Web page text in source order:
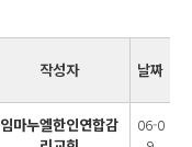
작성자 날짜
임마누엘한인연합감
06-0